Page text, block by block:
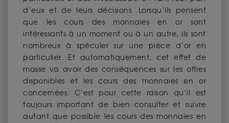
d’eux et de leurs décisions. Lorsqu’ils pensent
que les cours des monnaies en or sont
intéressants à un moment ou à un autre, ils sont
nombreux à spéculer sur une pièce d’or en
particulier. Et automatiquement, cet effet de
masse va avoir des conséquences sur les offres
disponibles et les cours des monnaies en or
concernées. C’est pour cette raison qu’il est
toujours important de bien consulter et suivre
autant que possible les cours des monnaies en